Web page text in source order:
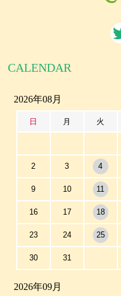
CALENDAR
2026年08月
日 月 火
2 3 4
9 10 11
16 17 18
23 24 25
30 31
2026年09月